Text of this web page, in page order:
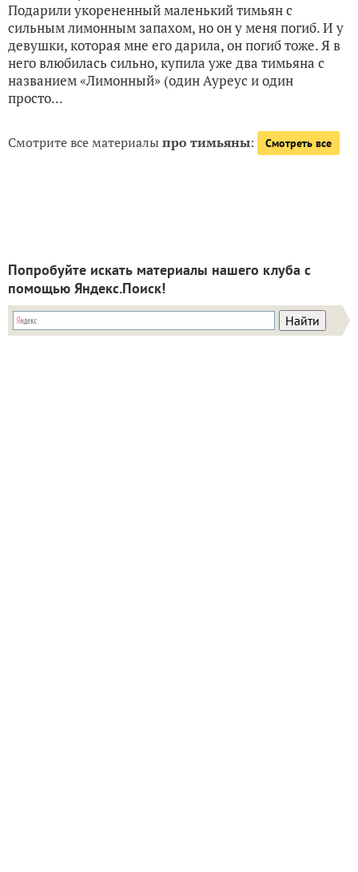
Подарили укорененный маленький тимьян с
сильным лимонным запахом, но он у меня погиб. И у
девушки, которая мне его дарила, он погиб тоже. Я в
него влюбилась сильно, купила уже два тимьяна с
названием «Лимонный» (один Ауреус и один
просто...
Смотрите все материалыпро тимьяны: Смотреть все
Попробуйте искать материалы нашего клуба с
помощью Яндекс.Поиск!